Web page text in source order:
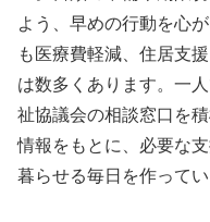
よう、早めの行動を心
も医療費軽減、住居支
は数多くあります。一
祉協議会の相談窓口を
情報をもとに、必要な
暮らせる毎日を作ってい